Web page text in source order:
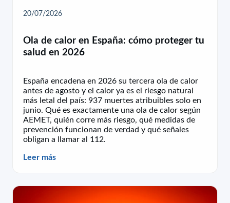
20/07/2026
Ola de calor en España: cómo proteger tu
salud en 2026
España encadena en 2026 su tercera ola de calor
antes de agosto y el calor ya es el riesgo natural
más letal del país: 937 muertes atribuibles solo en
junio. Qué es exactamente una ola de calor según
AEMET, quién corre más riesgo, qué medidas de
prevención funcionan de verdad y qué señales
obligan a llamar al 112.
Leer más